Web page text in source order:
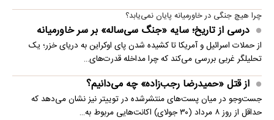
چرا هیچ جنگی در خاورمیانه پایان نمی‌یابد؟
درسی از تاریخ؛ سایه «جنگ سی‌ساله» بر سر خاورمیانه
از حملات اسرائیل و آمریکا تا کشیده شدن پای اوکراین به دریای خزر؛ یک
تحلیلگر غربی بررسی می‌کند که چرا مداخله قدرت‌های…
از قتل «حمیدرضا رجب‌زاده» چه می‌دانیم؟
جست‌وجو در میان پست‌های منتشرشده در توییتر نیز نشان می‌دهد که
حداقل از روز ۸ مرداد (۳۰ جولای) اکانت‌هایی مربوط به…